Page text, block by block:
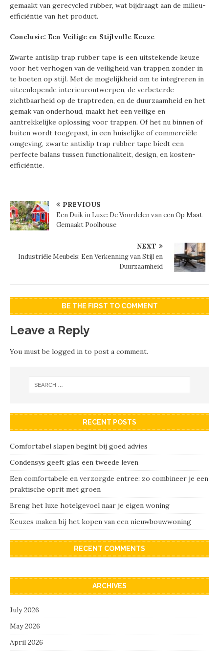
gemaakt van gerecycled rubber, wat bijdraagt aan de milieu-
efficiëntie van het product.
Conclusie: Een Veilige en Stijlvolle Keuze
Zwarte antislip trap rubber tape is een uitstekende keuze
voor het verhogen van de veiligheid van trappen zonder in
te boeten op stijl. Met de mogelijkheid om te integreren in
uiteenlopende interieurontwerpen, de verbeterde
zichtbaarheid op de traptreden, en de duurzaamheid en het
gemak van onderhoud, maakt het een veilige en
aantrekkelijke oplossing voor trappen. Of het nu binnen of
buiten wordt toegepast, in een huiselijke of commerciële
omgeving, zwarte antislip trap rubber tape biedt een
perfecte balans tussen functionaliteit, design, en kosten-
efficiëntie.
PREVIOUS
Een Duik in Luxe: De Voordelen van een Op Maat
Gemaakt Poolhouse
NEXT
Industriële Meubels: Een Verkenning van Stijl en
Duurzaamheid
BE THE FIRST TO COMMENT
Leave a Reply
You must be logged in to post a comment.
RECENT POSTS
Comfortabel slapen begint bij goed advies
Condensys geeft glas een tweede leven
Een comfortabele en verzorgde entree: zo combineer je een
praktische oprit met groen
Breng het luxe hotelgevoel naar je eigen woning
Keuzes maken bij het kopen van een nieuwbouwwoning
RECENT COMMENTS
ARCHIVES
July 2026
May 2026
April 2026